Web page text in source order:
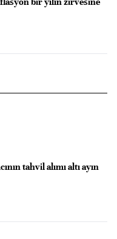
tahvil alımı altı ayın